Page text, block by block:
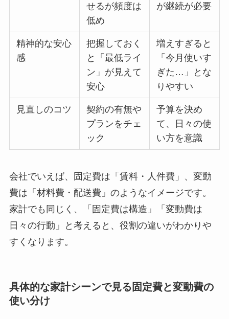
せるが頻度は
低め
が継続が必要
精神的な安心
感
把握しておく
と「最低ライ
ン」が見えて
安心
増えすぎると
「今月使いす
ぎた…」とな
りやすい
見直しのコツ
契約の有無や
プランをチェ
ック
予算を決め
て、日々の使
い方を意識
会社でいえば、固定費は「賃料・人件費」、変動
費は「材料費・配送費」のようなイメージです。
家計でも同じく、「固定費は構造」「変動費は
日々の行動」と考えると、役割の違いがわかりや
すくなります。
具体的な家計シーンで見る固定費と変動費の
使い分け